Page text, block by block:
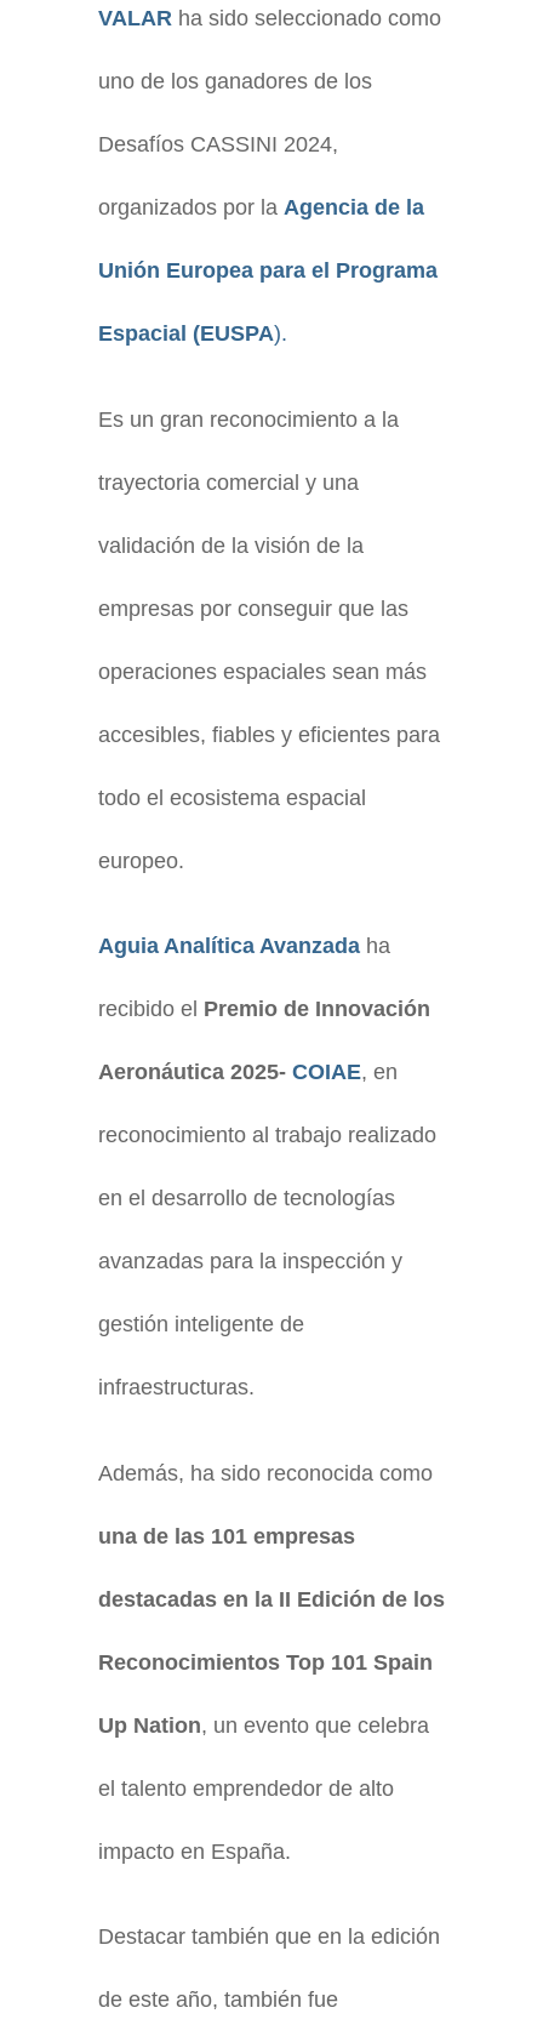
VALAR ha sido seleccionado como
uno de los ganadores de los
Desafíos CASSINI 2024,
organizados por la Agencia de la
Unión Europea para el Programa
Espacial (EUSPA).
Es un gran reconocimiento a la
trayectoria comercial y una
validación de la visión de la
empresas por conseguir que las
operaciones espaciales sean más
accesibles, fiables y eficientes para
todo el ecosistema espacial
europeo.
Aguia Analítica Avanzada ha
recibido el Premio de Innovación
Aeronáutica 2025- COIAE, en
reconocimiento al trabajo realizado
en el desarrollo de tecnologías
avanzadas para la inspección y
gestión inteligente de
infraestructuras.
Además, ha sido reconocida como
una de las 101 empresas
destacadas en la II Edición de los
Reconocimientos Top 101 Spain
Up Nation, un evento que celebra
el talento emprendedor de alto
impacto en España.
Destacar también que en la edición
de este año, también fue